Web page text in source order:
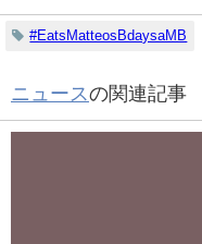
#EatsMatteosBdaysaMB
ニュースの関連記事